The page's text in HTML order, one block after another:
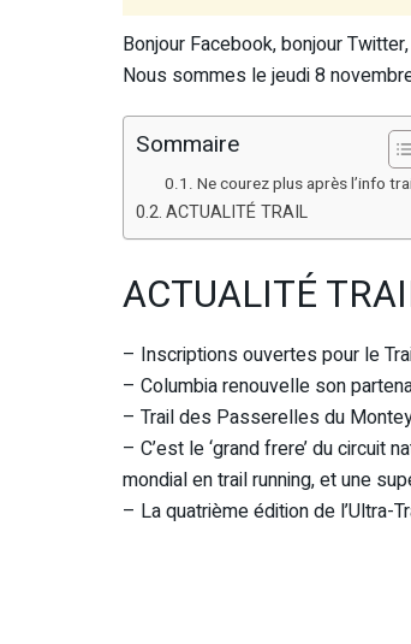
Bonjour Facebook, bonjour
Nous sommes le jeudi 8
Sommaire
Ne courez plus après l’info
ACTUALITÉ TRAIL
ACTUALITÉ
– Inscriptions ouvertes pour le
– Columbia renouvelle son
– Trail des Passerelles du
– C’est le ‘grand frere’ du circuit
mondial en trail running, et une
– La quatrième édition de l’Ultra-